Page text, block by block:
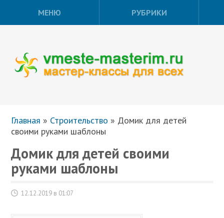
МЕНЮ РУБРИКИ
Главная » Строительство » Домик для детей
своими руками шаблоны
Домик для детей своими
руками шаблоны
12.12.2019 в 01:07